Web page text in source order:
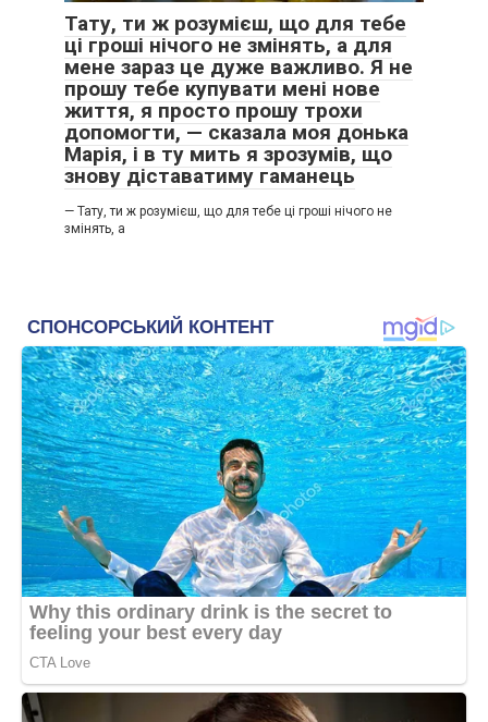
Тату, ти ж розумієш, що для тебе
ці гроші нічого не змінять, а для
мене зараз це дуже важливо. Я не
прошу тебе купувати мені нове
життя, я просто прошу трохи
допомогти, — сказала моя донька
Марія, і в ту мить я зрозумів, що
знову діставатиму гаманець
— Тату, ти ж розумієш, що для тебе ці гроші нічого не
змінять, а